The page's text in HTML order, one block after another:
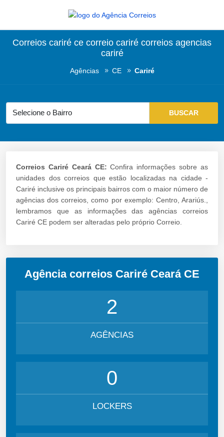
Correios cariré ce correio cariré correios agencias
cariré
Agências CE Cariré
Correios Cariré Ceará CE: Confira informações sobre as
unidades dos correios que estão localizadas na cidade -
Cariré inclusive os principais bairros com o maior número de
agências dos correios, como por exemplo: Centro, Arariús.,
lembramos que as informações das agências correios
Cariré CE podem ser alteradas pelo próprio Correio.
Agência correios Cariré Ceará CE
2
AGÊNCIAS
0
LOCKERS